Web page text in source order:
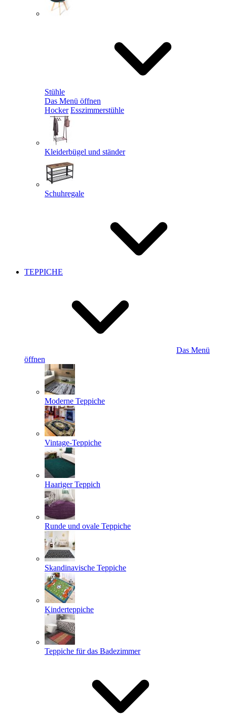
Stühle
Das Menü öffnen
Hocker Esszimmerstühle
Kleiderbügel und ständer
Schuhregale
TEPPICHE
Das Menü
öffnen
Moderne Teppiche
Vintage-Teppiche
Haariger Teppich
Runde und ovale Teppiche
Skandinavische Teppiche
Kinderteppiche
Teppiche für das Badezimmer